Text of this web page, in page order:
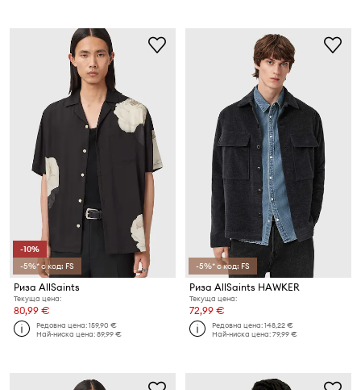
-10%
-5%* с код: FS
Риза AllSaints
Текуща цена:
80,99 €
Редовна цена:159,90 €
Най-ниска цена:89,99 €
-5%* с код: FS
Риза AllSaints HAWKER
Текуща цена:
72,99 €
Редовна цена:148,22 €
Най-ниска цена:79,99 €